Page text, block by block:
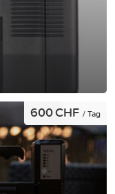
600 CHF / Tag